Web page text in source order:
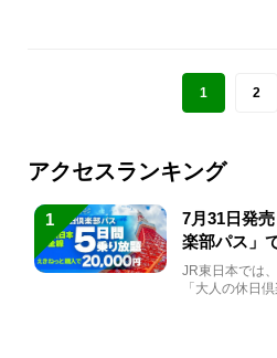
1 2
アクセスランキング
1
7月31日発
楽部パス」
JR東日本では
「大人の休日